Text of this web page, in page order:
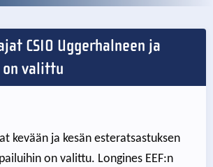
CSIO Uggerhalneen ja
on valittu
kevään ja kesän esteratsastuksen
on valittu. Longines EEF:n